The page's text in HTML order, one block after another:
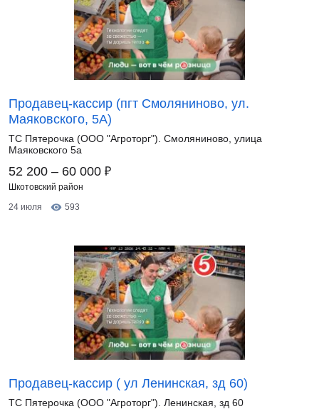
Продавец-кассир (пгт Смоляниново, ул.
Маяковского, 5А)
ТС Пятерочка (ООО "Агроторг"). Смоляниново, улица
Маяковского 5а
52 200 – 60 000 ₽
Шкотовский район
24 июля
593
Продавец-кассир ( ул Ленинская, зд 60)
ТС Пятерочка (ООО "Агроторг"). Ленинская, зд 60